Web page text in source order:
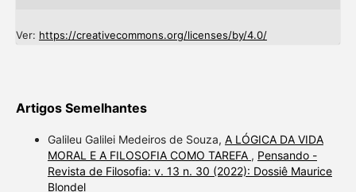
Ver: https://creativecommons.org/licenses/by/4.0/
Artigos Semelhantes
Galileu Galilei Medeiros de Souza, A LÓGICA DA VIDA
MORAL E A FILOSOFIA COMO TAREFA , Pensando -
Revista de Filosofia: v. 13 n. 30 (2022): Dossiê Maurice
Blondel